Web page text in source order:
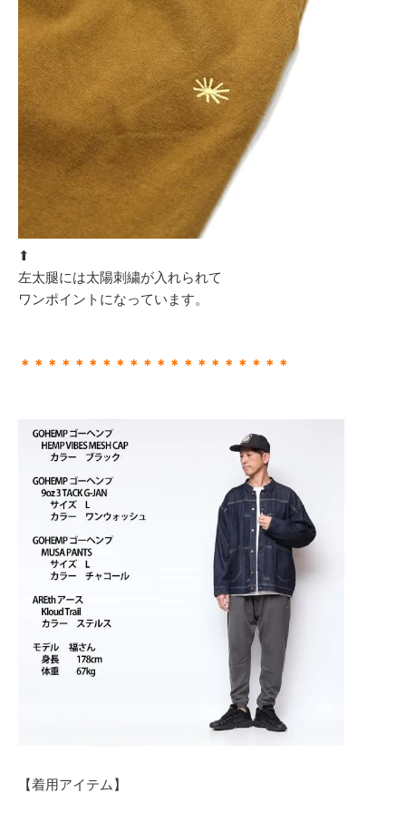
⬆︎
左太腿には太陽刺繍が入れられて
ワンポイントになっています。
＊＊＊＊＊＊＊＊＊＊＊＊＊＊＊＊＊＊＊＊
【着用アイテム】